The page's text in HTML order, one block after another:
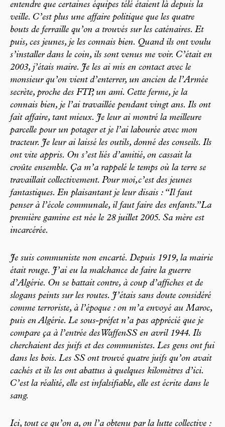
entendre que certaines équipes télé étaient là depuis la
veille. C’est plus une affaire politique que les quatre
bouts de ferraille qu’on a trouvés sur les caténaires. Et
puis, ces jeunes, je les connais bien. Quand ils ont voulu
s’installer dans le coin, ils sont venus me voir. C’était en
2003, j’étais maire. Je les ai mis en contact avec le
monsieur qu’on vient d’enterrer, un ancien de l’Armée
secrète, proche des FTP, un ami. Cette ferme, je la
connais bien, je l’ai travaillée pendant vingt ans. Ils ont
fait affaire, tant mieux. Je leur ai montré la meilleure
parcelle pour un potager et je l’ai labourée avec mon
tracteur. Je leur ai laissé les outils, donné des conseils. Ils
ont vite appris. On s’est liés d’amitié, on cassait la
croûte ensemble. Ça m’a rappelé le temps où la terre se
travaillait collectivement. Pour moi,c’est des jeunes
fantastiques. En plaisantant je leur disais : “Il faut
penser à l’école communale, il faut faire des enfants.”La
première gamine est née le 28 juillet 2005. Sa mère est
incarcérée.
Je suis communiste non encarté. Depuis 1919, la mairie
était rouge. J’ai eu la malchance de faire la guerre
d’Algérie. On se battait contre, à coup d’affiches et de
slogans peints sur les routes. J’étais sans doute considéré
comme terroriste, à l’époque : on m’a envoyé au Maroc,
puis en Algérie. Le sous-préfet n’a pas apprécié que je
compare ça à l’entrée des WaffenSS en avril 1944. Ils
cherchaient des juifs et des communistes. Les gens ont fui
dans les bois. Les SS ont trouvé quatre juifs qu’on avait
cachés et ils les ont abattus à quelques kilomètres d’ici.
C’est la réalité, elle est infalsifiable, elle est écrite dans le
sang.
Ici, tout ce qu’on a, on l’a obtenu par la lutte collective :